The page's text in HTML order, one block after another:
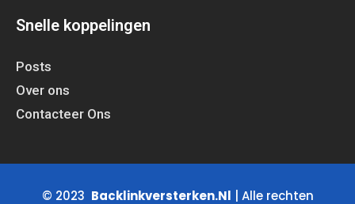
Snelle koppelingen
Posts
Over ons
Contacteer Ons
© 2023 Backlinkversterken.Nl | Alle rechten